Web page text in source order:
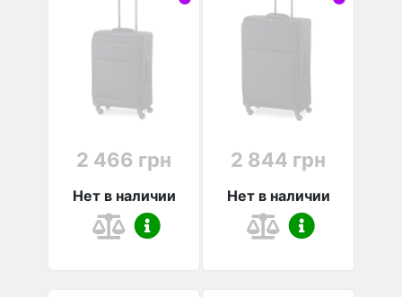
2 466 грн
Нет в наличии
2 844 грн
Нет в наличии